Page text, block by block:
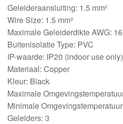
Geleideraansluiting: 1.5 mm²
Wire Size: 1.5 mm²
Maximale Geleiderdikte AWG:
Buitenisolatie Type: PVC
IP-waarde: IP20 (indoor use only)
Materiaal: Copper
Kleur: Black
Maximale
Minimale
Geleiders: 3